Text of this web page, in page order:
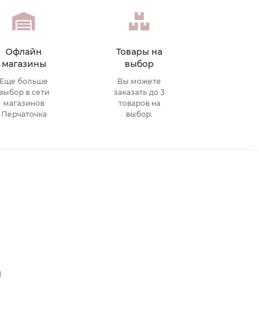
Офлайн
магазины
Еще больше
выбор в сети
магазинов
Перчаточка
Товары на
выбор
Вы можете
заказать до 3
товаров на
выбор.